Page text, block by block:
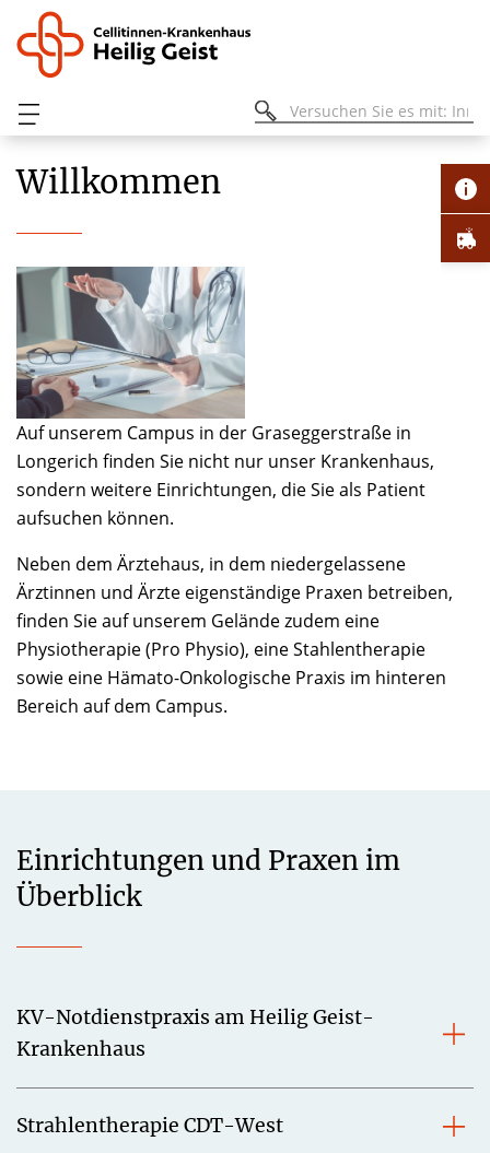
Willkommen
Auf unserem Campus in der Graseggerstraße in
Longerich finden Sie nicht nur unser Krankenhaus,
sondern weitere Einrichtungen, die Sie als Patient
aufsuchen können.
Neben dem Ärztehaus, in dem niedergelassene
Ärztinnen und Ärzte eigenständige Praxen betreiben,
finden Sie auf unserem Gelände zudem eine
Physiotherapie (Pro Physio), eine Stahlentherapie
sowie eine Hämato-Onkologische Praxis im hinteren
Bereich auf dem Campus.
Einrichtungen und Praxen im
Überblick
KV-Notdienstpraxis am Heilig Geist-
Krankenhaus
Strahlentherapie CDT-West